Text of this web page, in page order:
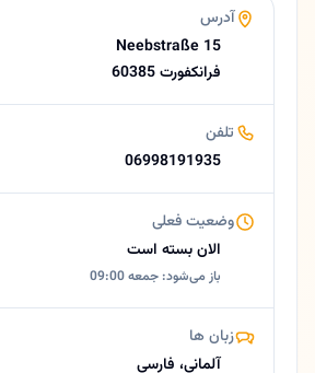
ساعات کاری امروز
بسته است
درباره هارلند
آدرس
Neebstraße 15
60385 فرانکفورت
تلفن
06998191935
وضعیت فعلی
الان بسته است
باز می‌شود: جمعه 09:00
زبان ها
آلمانی، فارسی